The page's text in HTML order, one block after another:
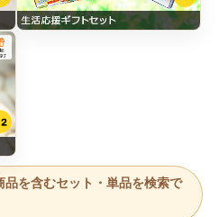
を含むセット・単品を検索で